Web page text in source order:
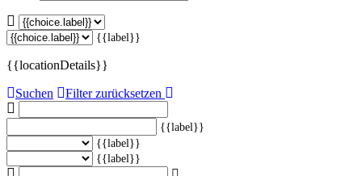
{{label}}
{{locationDetails}}
Suchen Filter zurücksetzen
{{label}}
{{label}}
{{label}}